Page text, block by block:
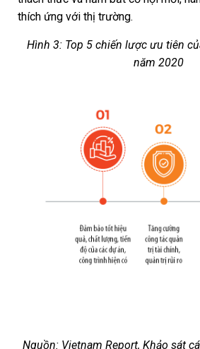
thích ứng với thị trường.
Hình 3: Top 5 chiến lược ưu tiên
năm 2020
Nguồn: Vietnam Report, Khảo sát